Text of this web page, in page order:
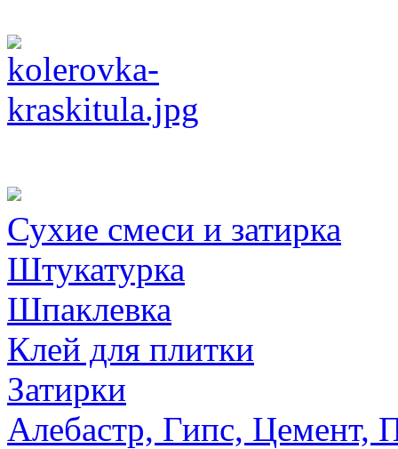
Сухие смеси и затирка
Штукатурка
Шпаклевка
Клей для плитки
Затирки
Алебастр, Гипс, Цемент,